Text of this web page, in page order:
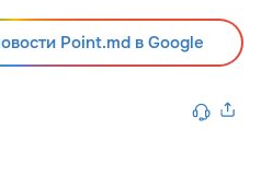
Point.md в Google